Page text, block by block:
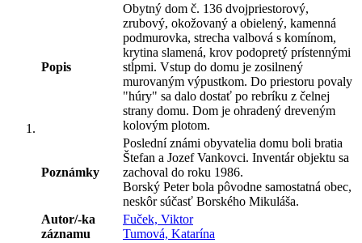
Popis
Obytný dom č. 136 dvojpriestorový,
zrubový, okožovaný a obielený, kamenná
podmurovka, strecha valbová s komínom,
krytina slamená, krov podopretý prístennými
stĺpmi. Vstup do domu je zosilnený
murovaným výpustkom. Do priestoru povaly
"húry" sa dalo dostať po rebríku z čelnej
strany domu. Dom je ohradený dreveným
kolovým plotom.
Poznámky
Poslední známi obyvatelia domu boli bratia
Štefan a Jozef Vankovci. Inventár objektu sa
zachoval do roku 1986.
Borský Peter bola pôvodne samostatná obec,
neskôr súčasť Borského Mikuláša.
Autor/-ka
záznamu
Fuček, Viktor
Tumová, Katarína